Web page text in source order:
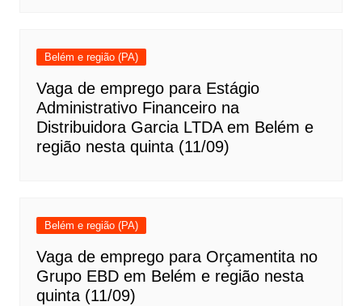
Belém e região (PA)
Vaga de emprego para Estágio
Administrativo Financeiro na
Distribuidora Garcia LTDA em Belém e
região nesta quinta (11/09)
Belém e região (PA)
Vaga de emprego para Orçamentita no
Grupo EBD em Belém e região nesta
quinta (11/09)